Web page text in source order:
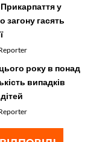
у
загону гасять
року в понад
випадків